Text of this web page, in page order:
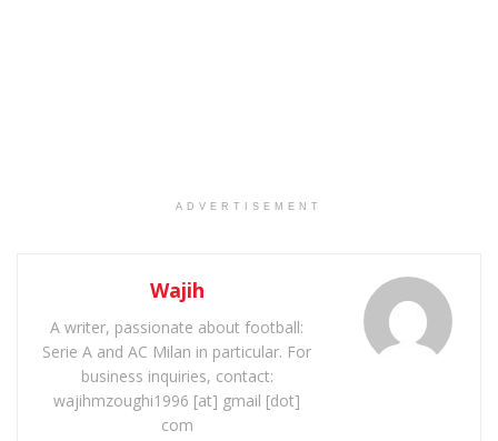
ADVERTISEMENT
Wajih
A writer, passionate about football:
Serie A and AC Milan in particular. For
business inquiries, contact:
wajihmzoughi1996 [at] gmail [dot]
com